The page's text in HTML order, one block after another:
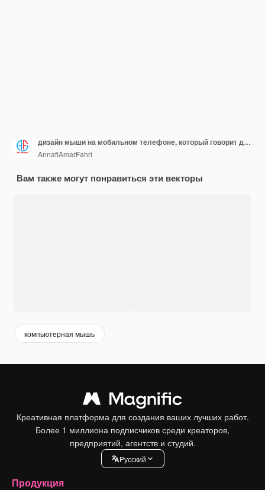
дизайн мыши на мобильном телефоне, который говорит дизайн мыши
AnnafiAmarFahri
Вам также могут понравиться эти векторы
компьютерная мышь
Креативная платформа для создания ваших лучших работ.
Более 1 миллиона подписчиков среди креаторов,
предприятий, агентств и студий.
Pусский
Продукция